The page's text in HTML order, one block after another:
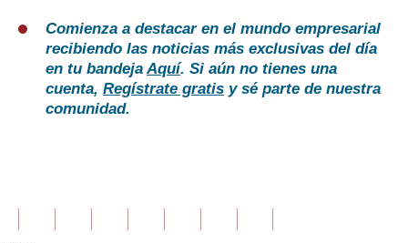
Comienza a destacar en el mundo empresarial
recibiendo las noticias más exclusivas del día
en tu bandejaAquí. Si aún no tienes una
cuenta, Regístrate gratis y sé parte de nuestra
comunidad.